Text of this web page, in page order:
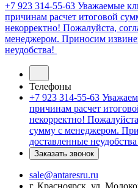
+7 923 314-55-63 Уважаемые
причинам расчет итоговой
некорректно! Пожалуйста,
менеджером. Приносим
неудобства!
Телефоны
+7 923 314-55-63
причинам расчет
некорректно!
сумму с менеджером.
доставленные
Заказать звонок
sale@antaresru.ru
г. Красноярск, ул.